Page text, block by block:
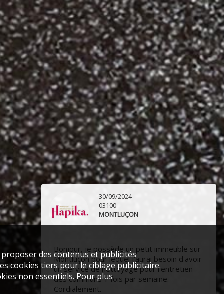
des contenus et publicités
cookies tiers pour le ciblage publicitaire.
non essentiels. Pour plus
30/09/2024
03100
MONTLUÇON
Bonjour, je possède un petit immeuble sur
Montluçon pour lequel j'aurai besoin d'avoir
un service de nettoyage pour l'entretien
des communs 1 fois par semaine.
Cordialement.